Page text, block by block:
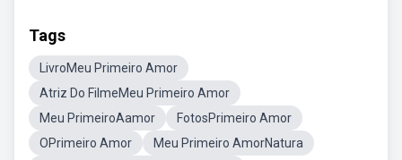
Tags
LivroMeu Primeiro Amor
Atriz Do FilmeMeu Primeiro Amor
Meu PrimeiroAamor
FotosPrimeiro Amor
OPrimeiro Amor
Meu Primeiro AmorNatura